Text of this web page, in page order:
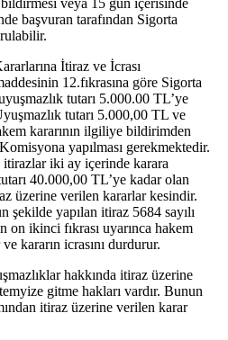
veya 15 gün içerisinde
başvuran tarafından Sigorta
İtiraz ve İcrası
12.fıkrasına göre Sigorta
tutarı 5.000.00 TL’ye
tutarı 5.000,00 TL ve
kararının ilgiliye bildirimden
yapılması gerekmektedir.
itirazlar iki ay içerinde karara
40.000,00 TL’ye kadar olan
üzerine verilen kararlar kesindir.
şekilde yapılan itiraz 5684 sayılı
on ikinci fıkrası uyarınca hakem
kararın icrasını durdurur.
hakkında itiraz üzerine
gitme hakları vardır. Bunun
itiraz üzerine verilen karar